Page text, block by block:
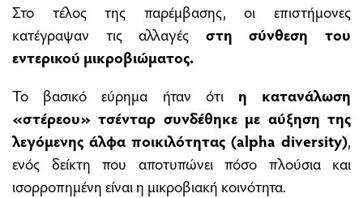
Στο τέλος της παρέμβασης, οι επιστήμονες
κατέγραψαν τις αλλαγές στη σύνθεση του
εντερικού μικροβιώματος.
Το βασικό εύρημα ήταν ότιη κατανάλωση
«στέρεου» τσένταρ συνδέθηκε με αύξηση της
λεγόμενης άλφα ποικιλότητας (alpha diversity),
ενός δείκτη που αποτυπώνει πόσο πλούσια και
ισορροπημένη είναι η μικροβιακή κοινότητα.